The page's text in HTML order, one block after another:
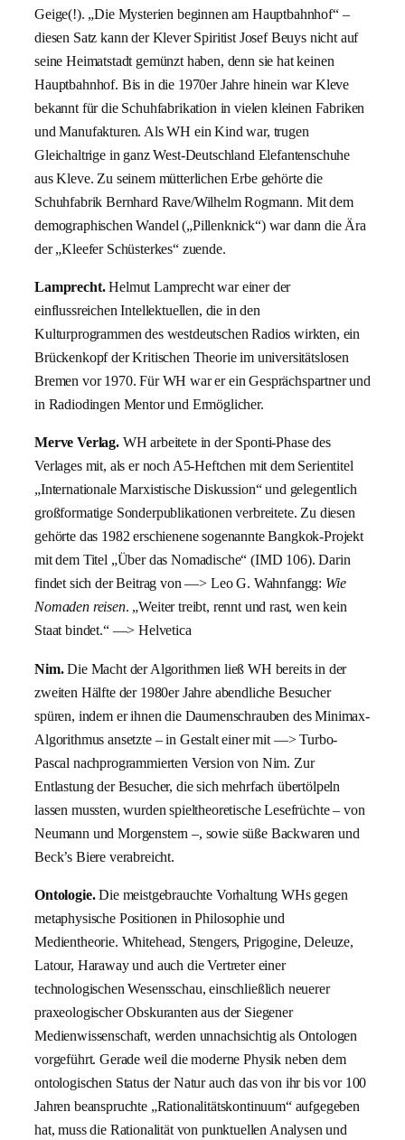
Geige(!). „Die Mysterien beginnen am Hauptbahnhof“ –
diesen Satz kann der Klever Spiritist Josef Beuys nicht auf
seine Heimatstadt gemünzt haben, denn sie hat keinen
Hauptbahnhof. Bis in die 1970er Jahre hinein war Kleve
bekannt für die Schuhfabrikation in vielen kleinen Fabriken
und Manufakturen. Als WH ein Kind war, trugen
Gleichaltrige in ganz West-Deutschland Elefantenschuhe
aus Kleve. Zu seinem mütterlichen Erbe gehörte die
Schuhfabrik Bernhard Rave/Wilhelm Rogmann. Mit dem
demographischen Wandel („Pillenknick“) war dann die Ära
der „Kleefer Schüsterkes“ zuende.
Lamprecht.Helmut Lamprecht war einer der
einflussreichen Intellektuellen, die in den
Kulturprogrammen des westdeutschen Radios wirkten, ein
Brückenkopf der Kritischen Theorie im universitätslosen
Bremen vor 1970. Für WH war er ein Gesprächspartner und
in Radiodingen Mentor und Ermöglicher.
Merve Verlag.WH arbeitete in der Sponti-Phase des
Verlages mit, als er noch A5-Heftchen mit dem Serientitel
„Internationale Marxistische Diskussion“ und gelegentlich
großformatige Sonderpublikationen verbreitete. Zu diesen
gehörte das 1982 erschienene sogenannte Bangkok-Projekt
mit dem Titel „Über das Nomadische“ (IMD 106). Darin
findet sich der Beitrag von —> Leo G. Wahnfangg: Wie
Nomaden reisen. „Weiter treibt, rennt und rast, wen kein
Staat bindet.“ —> Helvetica
Nim.Die Macht der Algorithmen ließ WH bereits in der
zweiten Hälfte der 1980er Jahre abendliche Besucher
spüren, indem er ihnen die Daumenschrauben des Minimax-
Algorithmus ansetzte – in Gestalt einer mit —> Turbo-
Pascal nachprogrammierten Version von Nim. Zur
Entlastung der Besucher, die sich mehrfach übertölpeln
lassen mussten, wurden spieltheoretische Lesefrüchte – von
Neumann und Morgenstern –, sowie süße Backwaren und
Beck’s Biere verabreicht.
Ontologie.Die meistgebrauchte Vorhaltung WHs gegen
metaphysische Positionen in Philosophie und
Medientheorie. Whitehead, Stengers, Prigogine, Deleuze,
Latour, Haraway und auch die Vertreter einer
technologischen Wesensschau, einschließlich neuerer
praxeologischer Obskuranten aus der Siegener
Medienwissenschaft, werden unnachsichtig als Ontologen
vorgeführt. Gerade weil die moderne Physik neben dem
ontologischen Status der Natur auch das von ihr bis vor 100
Jahren beanspruchte „Rationalitätskontinuum“ aufgegeben
hat, muss die Rationalität von punktuellen Analysen und